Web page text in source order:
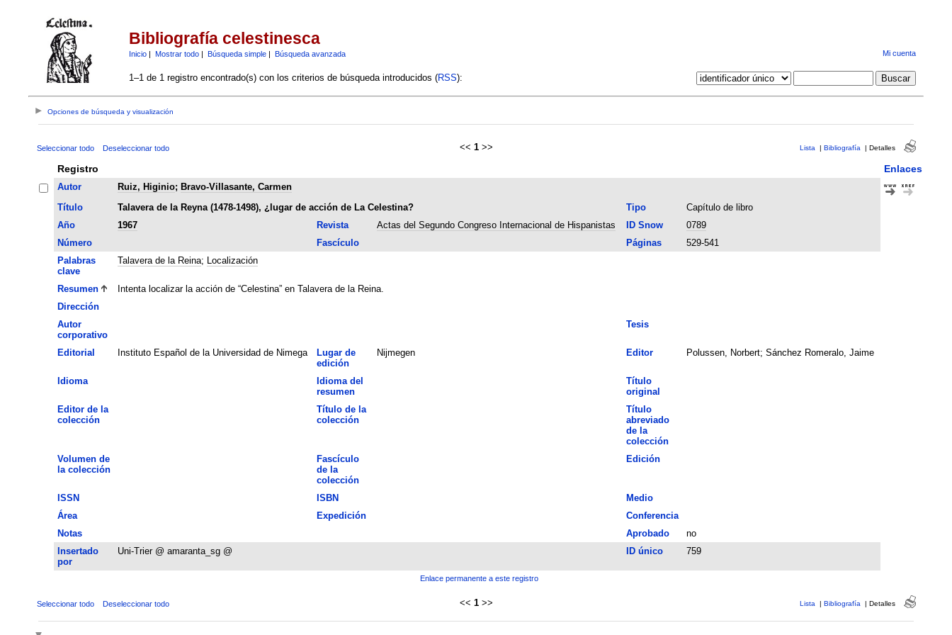
Bibliografía celestinesca
Inicio| Mostrar todo| Búsqueda simple| Búsqueda avanzada Mi cuenta
1–1 de 1 registro encontrado(s) con los criterios de búsqueda introducidos (RSS):
Opciones de búsqueda y visualización
Seleccionar todo Deseleccionar todo << 1 >> Lista | Bibliografía | Detalles
Registro Enlaces
Autor Ruiz, Higinio; Bravo-Villasante, Carmen
Título
Talavera de la Reyna (1478-1498), ¿lugar de acción de La Celestina? Tipo
Capítulo de libro
Año
1967 Revista Actas del Segundo Congreso Internacional de Hispanistas ID Snow
0789
Número
Fascículo Páginas
529-541
Palabras
clave
Talavera de la Reina; Localización
Resumen
Intenta localizar la acción de “Celestina” en Talavera de la Reina.
Dirección
Autor
corporativo
Tesis
Editorial Instituto Español de la Universidad de Nimega
Lugar de
edición
Nijmegen Editor Polussen, Norbert; Sánchez Romeralo, Jaime
Idioma
Idioma del
resumen
Título
original
Editor de la
colección
Título de la
colección
Título
abreviado
de la
colección
Volumen de
la colección
Fascículo
de la
colección
Edición
ISSN ISBN
Medio
Área
Expedición
Conferencia
Notas
Aprobado
no
Insertado
por
Uni-Trier @ amaranta_sg @ ID único 759
Enlace permanente a este registro
Seleccionar todo Deseleccionar todo << 1 >> Lista | Bibliografía | Detalles